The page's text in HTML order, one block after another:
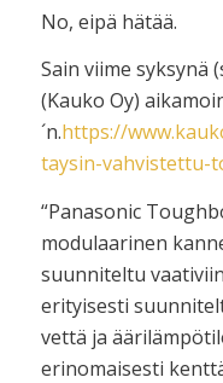
No, eipä hätää.
Sain viime
(Kauko Oy)
´n.https://
taysin-vahvistettu-
“Panasonic
modulaarinen
suunniteltu
erityisesti
vettä ja
erinomaisesti